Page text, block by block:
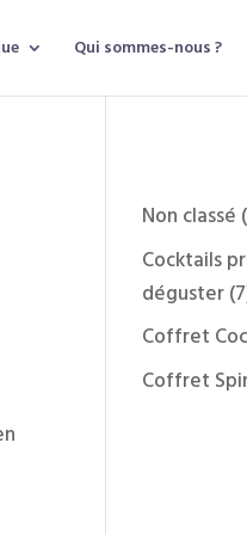
Qui sommes-nous ?
Non classé
Cocktails
déguster 7
Coffret
Coffret